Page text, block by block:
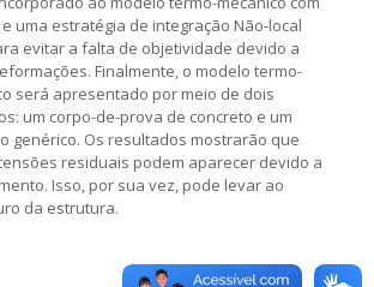
uma estratégia de integração Não-local
evitar a falta de objetividade devido a
Finalmente, o modelo termo-
será apresentado por meio de dois
um corpo-de-prova de concreto e um
genérico. Os resultados mostrarão que
residuais podem aparecer devido a
Isso, por sua vez, pode levar ao
da estrutura.